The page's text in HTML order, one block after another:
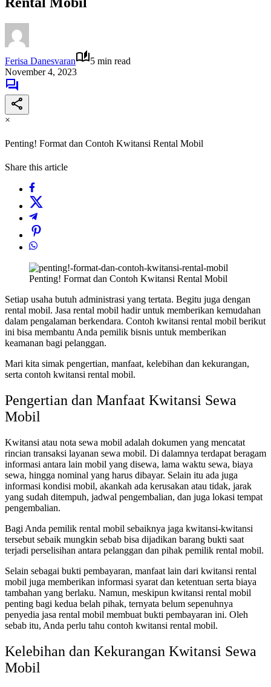
Ferisa Danesvaran
5 min read
November 4, 2023
×
Penting! Format dan Contoh Kwitansi Rental Mobil
Share this article
Penting! Format dan Contoh Kwitansi Rental Mobil
Setiap usaha butuh administrasi yang tertata. Begitu juga dengan
rental mobil. Jasa rental mobil hadir untuk memberikan kemudahan
dalam pengalaman berkendara. Contoh kwitansi rental mobil berikut
ini bisa membantu Anda pemilik bisnis untuk memberikan
keamanan bagi pelanggan.
Mari kita simak pengertian, manfaat, kelebihan dan kekurangan,
serta contoh kwitansi rental mobil.
Pengertian dan Manfaat Kwitansi Sewa
Mobil
Kwitansi atau nota sewa mobil adalah dokumen yang mencatat
rincian transaksi layanan sewa mobil. Di dalamnya terdapat beragam
informasi antara lain mobil yang disewa, lama waktu sewa, biaya
sewa, hingga nominal yang harus dibayar. Selain itu ada juga
informasi kondisi mobil, akankah ada kerusakan atau tidak, jarak
yang sudah ditempuh, jadwal pengembalian, dan juga lokasi tempat
pengembalian.
Bagi Anda pemilik rental mobil sebaiknya jaga kwitansi-kwitansi
tersebut sebaik mungkin sebab bisa dijadikan barang bukti saat
terjadi perselisihan antara pelanggan dan pihak pemilik rental mobil.
Selain sebagai bukti pembayaran, manfaat lain dari kwitansi rental
mobil juga memberikan informasi syarat dan ketentuan serta biaya
tambahan yang berlaku. Namun, meskipun kwitansi rental mobil
penting bagi kedua belah pihak, ternyata belum sepenuhnya
penyedia jasa rental mobil membuat bukti pembayaran ini. Oleh
sebab itu, Anda perlu tahu contoh kwitansi rental mobil.
Kelebihan dan Kekurangan Kwitansi Sewa
Mobil